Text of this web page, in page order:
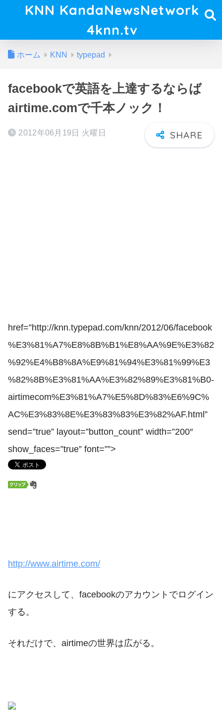
KNN KandaNewsNetwork
4knn.tv
ホーム KNN typepad
facebookで英語を上達するならば
airtime.comで千本ノック！
2012年06月19日 火曜日
href=”http://knn.typepad.com/knn/2012/06/facebook
%E3%81%A7%E8%8B%B1%E8%AA%9E%E3%82
%92%E4%B8%8A%E9%81%94%E3%81%99%E3
%82%8B%E3%81%AA%E3%82%89%E3%81%B0-
airtimecom%E3%81%A7%E5%8D%83%E6%9C%
AC%E3%83%8E%E3%83%83%E3%82%AF.html”
send=”true” layout=”button_count” width=”200″
show_faces=”true” font=””>
http://www.airtime.com/
にアクセスして、facebookのアカウントでログイン
する。
それだけで、airtimeの世界は広がる。